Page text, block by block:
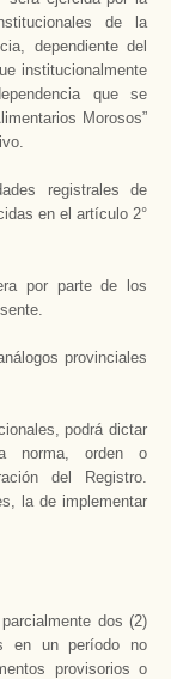
de la
dependiente del
institucionalmente
que se
Morosos”
registrales de
en el artículo 2°
por parte de los
provinciales
podrá dictar
norma, orden o
del Registro.
la de implementar
dos (2)
en un período no
provisorios o